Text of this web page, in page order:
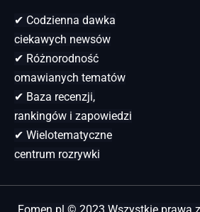
✔ Codzienna dawka
ciekawych newsów
✔ Różnorodność
omawianych tematów
✔ Baza recenzji,
rankingów i zapowiedzi
✔ Wielotematyczne
centrum rozrywki